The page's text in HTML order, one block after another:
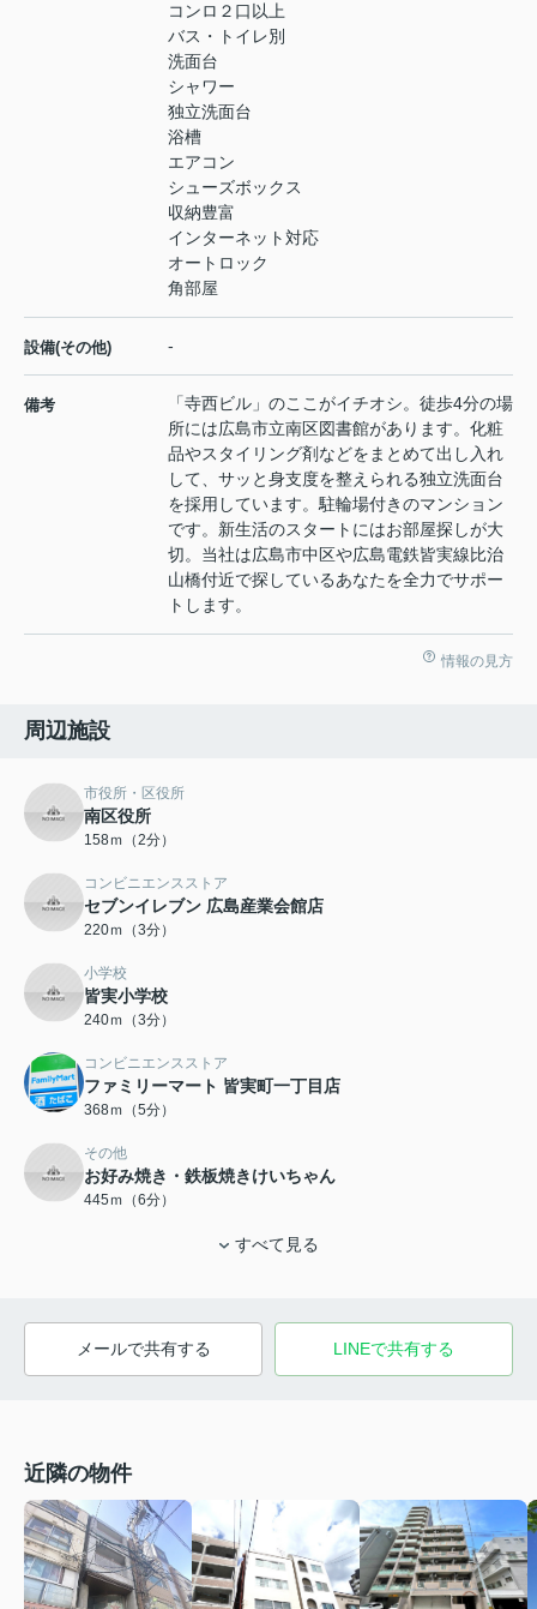
コンロ２口以上
バス・トイレ別
洗面台
シャワー
独立洗面台
浴槽
エアコン
シューズボックス
収納豊富
インターネット対応
オートロック
角部屋
設備(その他) -
備考
「寺西ビル」のここがイチオシ。徒歩4分の場
所には広島市立南区図書館があります。化粧
品やスタイリング剤などをまとめて出し入れ
して、サッと身支度を整えられる独立洗面台
を採用しています。駐輪場付きのマンション
です。新生活のスタートにはお部屋探しが大
切。当社は広島市中区や広島電鉄皆実線比治
山橋付近で探しているあなたを全力でサポー
トします。
情報の見方
周辺施設
市役所・区役所
南区役所
158ｍ（2分）
コンビニエンスストア
セブンイレブン 広島産業会館店
220ｍ（3分）
小学校
皆実小学校
240ｍ（3分）
コンビニエンスストア
ファミリーマート 皆実町一丁目店
368ｍ（5分）
その他
お好み焼き・鉄板焼きけいちゃん
445ｍ（6分）
すべて見る
メールで共有する LINEで共有する
近隣の物件